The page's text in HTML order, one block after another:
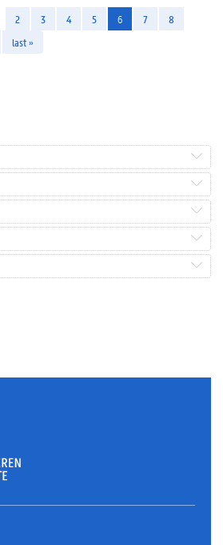
2 3 4 5 6 7
8
last »